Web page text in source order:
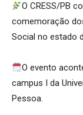
O CRESS/PB
comemoração
Social no estado
O evento
campus I da
Pessoa.